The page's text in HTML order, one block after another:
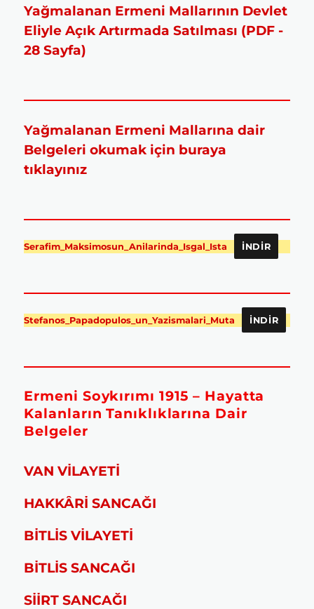
Yağmalanan Ermeni Mallarının Devlet
Eliyle Açık Artırmada Satılması (PDF -
28 Sayfa)
Yağmalanan Ermeni Mallarına dair
Belgeleri okumak için buraya
tıklayınız
Serafim_Maksimosun_Anilarinda_Isgal_Ista İNDIR
Stefanos_Papadopulos_un_Yazismalari_Muta İNDIR
Ermeni Soykırımı 1915 – Hayatta
Kalanların Tanıklıklarına Dair
Belgeler
VAN VİLAYETİ
HAKKÂRİ SANCAĞI
BİTLİS VİLAYETİ
BİTLİS SANCAĞI
SİİRT SANCAĞI